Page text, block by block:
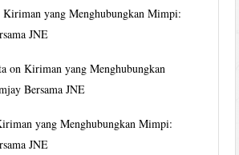
Kiriman yang Menghubungkan Mimpi:
JNE
onKiriman yang Menghubungkan
Bersama JNE
yang Menghubungkan Mimpi:
JNE